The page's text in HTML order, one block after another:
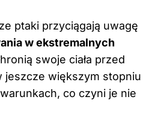
ptaki przyciągają uwagę
w ekstremalnych
swoje ciała przed
jeszcze większym stopniu
co czyni je nie